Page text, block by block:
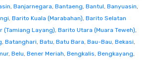
, Banjarnegara, Bantaeng, Bantul, Banyuasin,
, Barito Kuala (Marabahan), Barito Selatan
(Tamiang Layang), Barito Utara (Muara Teweh),
, Batanghari, Batu, Batu Bara, Bau-Bau, Bekasi,
, Belu, Bener Meriah, Bengkalis, Bengkayang,